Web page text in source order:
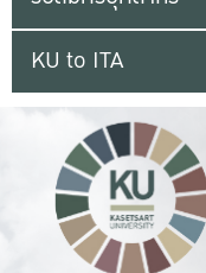
KU to ITA